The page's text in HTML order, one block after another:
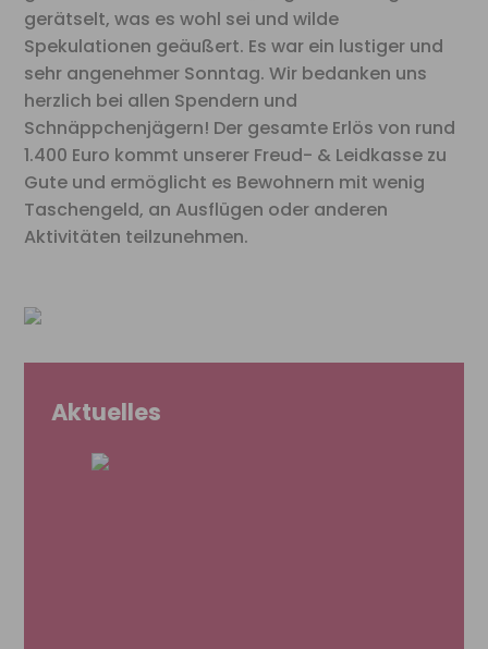
gerätselt, was es wohl sei und wilde
Spekulationen geäußert. Es war ein lustiger und
sehr angenehmer Sonntag. Wir bedanken uns
herzlich bei allen Spendern und
Schnäppchenjägern! Der gesamte Erlös von rund
1.400 Euro kommt unserer Freud- & Leidkasse zu
Gute und ermöglicht es Bewohnern mit wenig
Taschengeld, an Ausflügen oder anderen
Aktivitäten teilzunehmen.
Aktuelles